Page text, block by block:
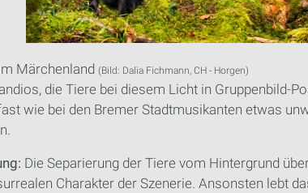
Märchenland (Bild: Dalia Fichmann, CH - Horgen)
die Tiere bei diesem Licht in Gruppenbild-
wie bei den Bremer Stadtmusikanten etwas
Die Separierung der Tiere vom Hintergrund
Charakter der Szenerie. Ansonsten lebt